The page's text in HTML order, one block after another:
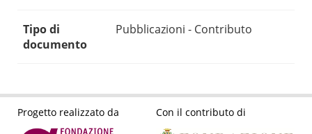
Tipo di
documento
Pubblicazioni - Contributo
Progetto realizzato da Con il contributo di